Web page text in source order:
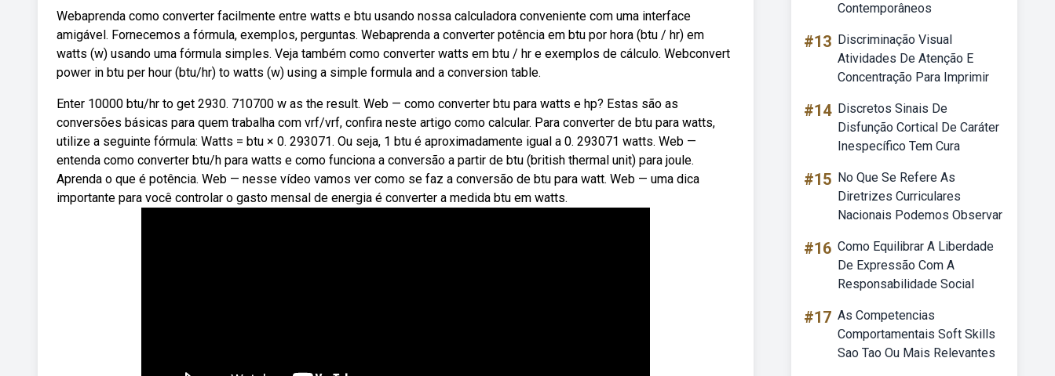
Webaprenda como converter facilmente entre watts e btu usando nossa calculadora conveniente com uma interface
amigável. Fornecemos a fórmula, exemplos, perguntas. Webaprenda a converter potência em btu por hora (btu / hr) em
watts (w) usando uma fórmula simples. Veja também como converter watts em btu / hr e exemplos de cálculo. Webconvert
power in btu per hour (btu/hr) to watts (w) using a simple formula and a conversion table.
Enter 10000 btu/hr to get 2930. 710700 w as the result. Web — como converter btu para watts e hp? Estas são as
conversões básicas para quem trabalha com vrf/vrf, confira neste artigo como calcular. Para converter de btu para watts,
utilize a seguinte fórmula: Watts = btu × 0. 293071. Ou seja, 1 btu é aproximadamente igual a 0. 293071 watts. Web —
entenda como converter btu/h para watts e como funciona a conversão a partir de btu (british thermal unit) para joule.
Aprenda o que é potência. Web — nesse vídeo vamos ver como se faz a conversão de btu para watt. Web — uma dica
importante para você controlar o gasto mensal de energia é converter a medida btu em watts.
Contemporâneos
#13 Discriminação Visual
Atividades De Atenção E
Concentração Para Imprimir
#14 Discretos Sinais De
Disfunção Cortical De Caráter
Inespecífico Tem Cura
#15 No Que Se Refere As
Diretrizes Curriculares
Nacionais Podemos Observar
#16 Como Equilibrar A Liberdade
De Expressão Com A
Responsabilidade Social
#17 As Competencias
Comportamentais Soft Skills
Sao Tao Ou Mais Relevantes